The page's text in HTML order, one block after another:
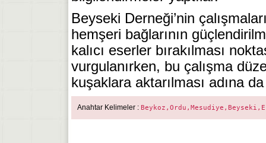
Beyseki Derneği’nin
hemşeri bağlarının
kalıcı eserler bırakılması
vurgulanırken, bu çalışma
kuşaklara aktarılması adına
Anahtar Kelimeler :